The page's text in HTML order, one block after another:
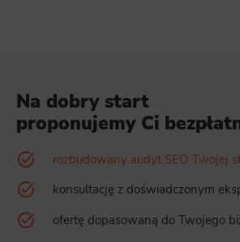
Na dobry start
proponujemy Ci
rozbudowany audyt SEO Twojej
konsultację z doświadczonym
ofertę dopasowaną do Twojego